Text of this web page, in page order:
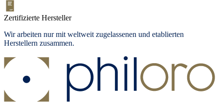
Zertifizierte Hersteller
Wir arbeiten nur mit weltweit zugelassenen und etablierten
Herstellern zusammen.